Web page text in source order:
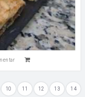
10 11 12 13 14